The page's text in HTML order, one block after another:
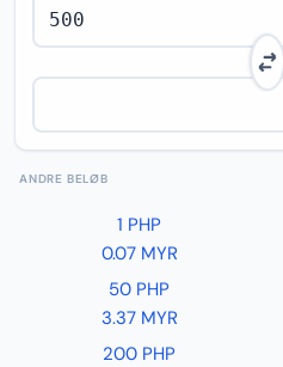
ANDRE BELØB
1 PHP
0.07 MYR
50 PHP
3.37 MYR
200 PHP